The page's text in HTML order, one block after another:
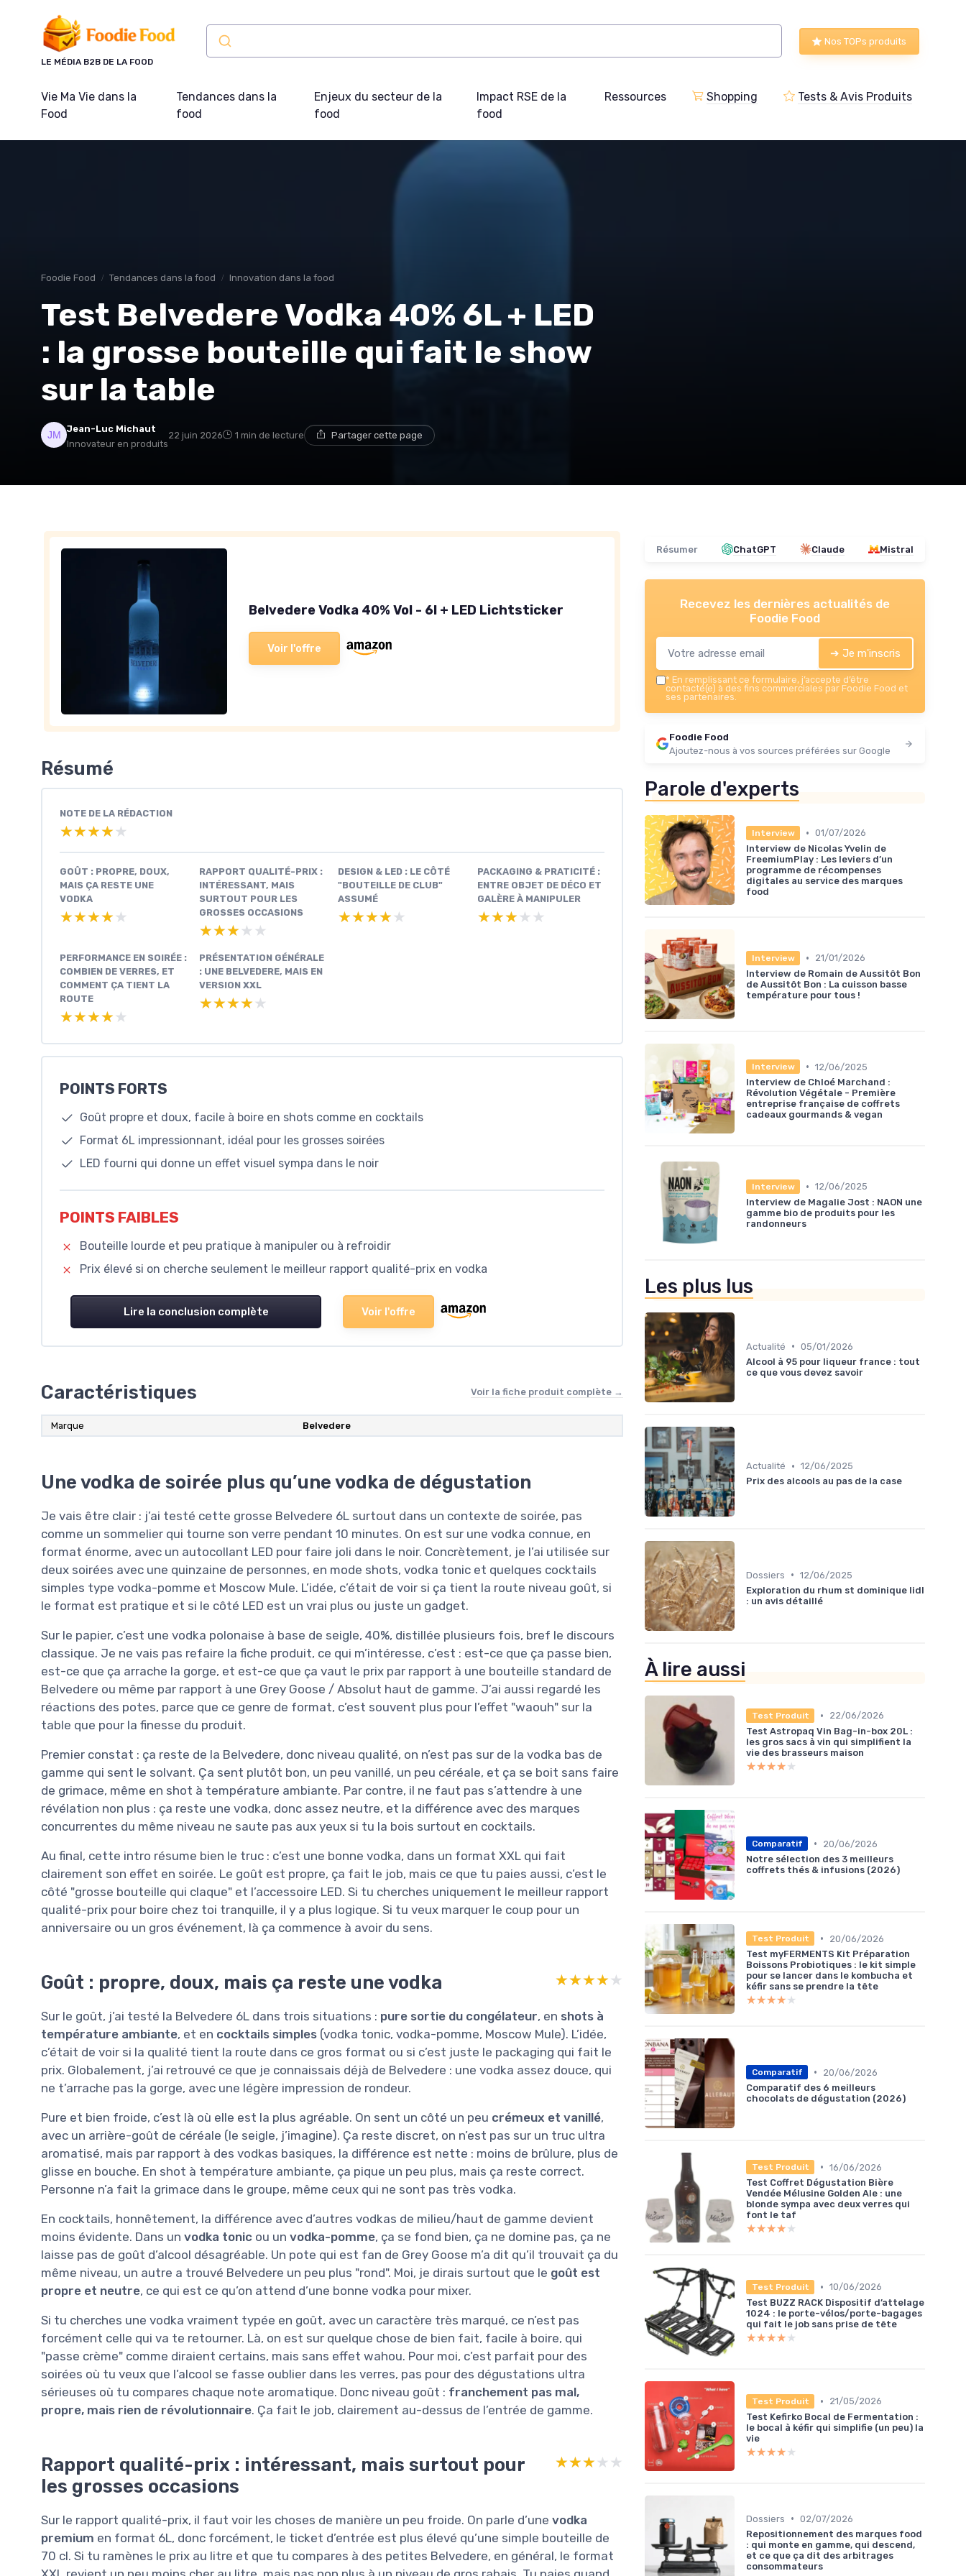
LE MÉDIA B2B DE LA FOOD
Nos TOPs produits
Vie Ma Vie dans la
Food
Tendances dans la
food
Enjeux du secteur de la
food
Impact RSE de la
food
Ressources Shopping Tests & Avis Produits
Foodie Food Tendances dans la food Innovation dans la food
Test Belvedere Vodka 40% 6L + LED
: la grosse bouteille qui fait le show
sur la table
Jean-Luc Michaut
Innovateur en produits
22 juin 2026 1 min de lecture Partager cette page
Belvedere Vodka 40% Vol - 6l + LED Lichtsticker
Voir l'offre
Résumé
NOTE DE LA RÉDACTION
★★★★★
★★★★★
GOÛT : PROPRE, DOUX,
MAIS ÇA RESTE UNE
VODKA
★★★★★
★★★★★
RAPPORT QUALITÉ-PRIX :
INTÉRESSANT, MAIS
SURTOUT POUR LES
GROSSES OCCASIONS
★★★★★
★★★★★
DESIGN & LED : LE CÔTÉ
"BOUTEILLE DE CLUB"
ASSUMÉ
★★★★★
★★★★★
PACKAGING & PRATICITÉ :
ENTRE OBJET DE DÉCO ET
GALÈRE À MANIPULER
★★★★★
★★★★★
PERFORMANCE EN SOIRÉE :
COMBIEN DE VERRES, ET
COMMENT ÇA TIENT LA
ROUTE
★★★★★
★★★★★
PRÉSENTATION GÉNÉRALE
: UNE BELVEDERE, MAIS EN
VERSION XXL
★★★★★
★★★★★
POINTS FORTS
Goût propre et doux, facile à boire en shots comme en cocktails
Format 6L impressionnant, idéal pour les grosses soirées
LED fourni qui donne un effet visuel sympa dans le noir
POINTS FAIBLES
Bouteille lourde et peu pratique à manipuler ou à refroidir
Prix élevé si on cherche seulement le meilleur rapport qualité-prix en vodka
Lire la conclusion complète Voir l'offre
Caractéristiques Voir la fiche produit complète →
Marque Belvedere
Une vodka de soirée plus qu’une vodka de dégustation
Je vais être clair : j’ai testé cette grosse Belvedere 6L surtout dans un contexte de soirée, pas
comme un sommelier qui tourne son verre pendant 10 minutes. On est sur une vodka connue, en
format énorme, avec un autocollant LED pour faire joli dans le noir. Concrètement, je l’ai utilisée sur
deux soirées avec une quinzaine de personnes, en mode shots, vodka tonic et quelques cocktails
simples type vodka-pomme et Moscow Mule. L’idée, c’était de voir si ça tient la route niveau goût, si
le format est pratique et si le côté LED est un vrai plus ou juste un gadget.
Sur le papier, c’est une vodka polonaise à base de seigle, 40%, distillée plusieurs fois, bref le discours
classique. Je ne vais pas refaire la fiche produit, ce qui m’intéresse, c’est : est-ce que ça passe bien,
est-ce que ça arrache la gorge, et est-ce que ça vaut le prix par rapport à une bouteille standard de
Belvedere ou même par rapport à une Grey Goose / Absolut haut de gamme. J’ai aussi regardé les
réactions des potes, parce que ce genre de format, c’est souvent plus pour l’effet "waouh" sur la
table que pour la finesse du produit.
Premier constat : ça reste de la Belvedere, donc niveau qualité, on n’est pas sur de la vodka bas de
gamme qui sent le solvant. Ça sent plutôt bon, un peu vanillé, un peu céréale, et ça se boit sans faire
de grimace, même en shot à température ambiante. Par contre, il ne faut pas s’attendre à une
révélation non plus : ça reste une vodka, donc assez neutre, et la différence avec des marques
concurrentes du même niveau ne saute pas aux yeux si tu la bois surtout en cocktails.
Au final, cette intro résume bien le truc : c’est une bonne vodka, dans un format XXL qui fait
clairement son effet en soirée. Le goût est propre, ça fait le job, mais ce que tu paies aussi, c’est le
côté "grosse bouteille qui claque" et l’accessoire LED. Si tu cherches uniquement le meilleur rapport
qualité-prix pour boire chez toi tranquille, il y a plus logique. Si tu veux marquer le coup pour un
anniversaire ou un gros événement, là ça commence à avoir du sens.
Goût : propre, doux, mais ça reste une vodka ★★★★★
★★★★★
Sur le goût, j’ai testé la Belvedere 6L dans trois situations : pure sortie du congélateur, en shots à
température ambiante, et en cocktails simples (vodka tonic, vodka-pomme, Moscow Mule). L’idée,
c’était de voir si la qualité tient la route dans ce gros format ou si c’est juste le packaging qui fait le
prix. Globalement, j’ai retrouvé ce que je connaissais déjà de Belvedere : une vodka assez douce, qui
ne t’arrache pas la gorge, avec une légère impression de rondeur.
Pure et bien froide, c’est là où elle est la plus agréable. On sent un côté un peu crémeux et vanillé,
avec un arrière-goût de céréale (le seigle, j’imagine). Ça reste discret, on n’est pas sur un truc ultra
aromatisé, mais par rapport à des vodkas basiques, la différence est nette : moins de brûlure, plus de
glisse en bouche. En shot à température ambiante, ça pique un peu plus, mais ça reste correct.
Personne n’a fait la grimace dans le groupe, même ceux qui ne sont pas très vodka.
En cocktails, honnêtement, la différence avec d’autres vodkas de milieu/haut de gamme devient
moins évidente. Dans un vodka tonic ou un vodka-pomme, ça se fond bien, ça ne domine pas, ça ne
laisse pas de goût d’alcool désagréable. Un pote qui est fan de Grey Goose m’a dit qu’il trouvait ça du
même niveau, un autre a trouvé Belvedere un peu plus "rond". Moi, je dirais surtout que le goût est
propre et neutre, ce qui est ce qu’on attend d’une bonne vodka pour mixer.
Si tu cherches une vodka vraiment typée en goût, avec un caractère très marqué, ce n’est pas
forcément celle qui va te retourner. Là, on est sur quelque chose de bien fait, facile à boire, qui
"passe crème" comme diraient certains, mais sans effet wahou. Pour moi, c’est parfait pour des
soirées où tu veux que l’alcool se fasse oublier dans les verres, pas pour des dégustations ultra
sérieuses où tu compares chaque note aromatique. Donc niveau goût : franchement pas mal,
propre, mais rien de révolutionnaire. Ça fait le job, clairement au-dessus de l’entrée de gamme.
Rapport qualité-prix : intéressant, mais surtout pour
les grosses occasions
★★★★★
★★★★★
Sur le rapport qualité-prix, il faut voir les choses de manière un peu froide. On parle d’une vodka
premium en format 6L, donc forcément, le ticket d’entrée est plus élevé qu’une simple bouteille de
70 cl. Si tu ramènes le prix au litre et que tu compares à des petites Belvedere, en général, le format
Résumer ChatGPT Claude Mistral
Recevez les dernières actualités de
Foodie Food
➔ Je m'inscris
* En remplissant ce formulaire, j’accepte d’être
contacté(e) à des fins commerciales par Foodie Food et
ses partenaires.
Foodie Food
Ajoutez-nous à vos sources préférées sur Google
Parole d'experts
Interview • 01/07/2026
Interview de Nicolas Yvelin de
FreemiumPlay : Les leviers d’un
programme de récompenses
digitales au service des marques
food
Interview •
21/01/2026
Interview de Romain de Aussitôt Bon
de Aussitôt Bon : La cuisson basse
température pour tous !
Interview • 12/06/2025
Interview de Chloé Marchand :
Révolution Végétale - Première
entreprise française de coffrets
cadeaux gourmands & vegan
Interview • 12/06/2025
Interview de Magalie Jost : NAON une
gamme bio de produits pour les
randonneurs
Les plus lus
Actualité • 05/01/2026
Alcool à 95 pour liqueur france : tout
ce que vous devez savoir
Actualité • 12/06/2025
Prix des alcools au pas de la case
Dossiers • 12/06/2025
Exploration du rhum st dominique lidl
: un avis détaillé
À lire aussi
Test Produit •
22/06/2026
Test Astropaq Vin Bag-in-box 20L :
les gros sacs à vin qui simplifient la
vie des brasseurs maison
★★★★★
★★★★★
Comparatif •
20/06/2026
Notre sélection des 3 meilleurs
coffrets thés & infusions (2026)
Test Produit •
20/06/2026
Test myFERMENTS Kit Préparation
Boissons Probiotiques : le kit simple
pour se lancer dans le kombucha et
kéfir sans se prendre la tête
★★★★★
★★★★★
Comparatif •
20/06/2026
Comparatif des 6 meilleurs
chocolats de dégustation (2026)
Test Produit • 16/06/2026
Test Coffret Dégustation Bière
Vendée Mélusine Golden Ale : une
blonde sympa avec deux verres qui
font le taf
★★★★★
★★★★★
Test Produit • 10/06/2026
Test BUZZ RACK Dispositif d’attelage
1024 : le porte-vélos/porte-bagages
qui fait le job sans prise de tête
★★★★★
★★★★★
Test Produit •
21/05/2026
Test Kefirko Bocal de Fermentation :
le bocal à kéfir qui simplifie (un peu) la
vie
★★★★★
★★★★★
Dossiers • 02/07/2026
Repositionnement des marques food
: qui monte en gamme, qui descend,
et ce que ça dit des arbitrages
consommateurs